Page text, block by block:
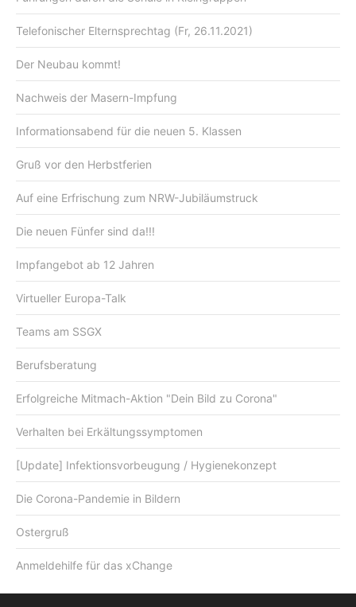
Telefonischer Elternsprechtag (Fr, 26.11.2021)
Der Neubau kommt!
Nachweis der Masern-Impfung
Informationsabend für die neuen 5. Klassen
Gruß vor den Herbstferien
Auf eine Erfrischung zum NRW-Jubiläumstruck
Die neuen Fünfer sind da!!!
Impfangebot ab 12 Jahren
Virtueller Europa-Talk
Teams am SSGX
Berufsberatung
Erfolgreiche Mitmach-Aktion "Dein Bild zu Corona"
Verhalten bei Erkältungssymptomen
[Update] Infektionsvorbeugung / Hygienekonzept
Die Corona-Pandemie in Bildern
Ostergruß
Anmeldehilfe für das xChange